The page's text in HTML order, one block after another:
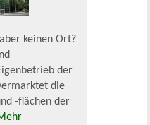
keinen Ort?
der
die
-flächen der